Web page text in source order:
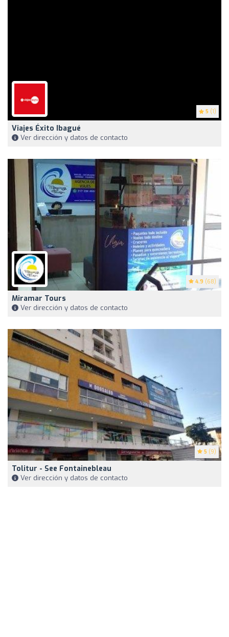
5 (1)
Viajes Éxito Ibagué
Ver dirección y datos de contacto
4.9 (68)
Miramar Tours
Ver dirección y datos de contacto
5 (9)
Tolitur - See Fontainebleau
Ver dirección y datos de contacto